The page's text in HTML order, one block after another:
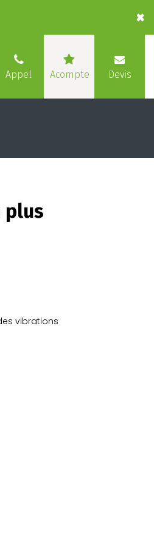
×
Appel Acompte Devis
plus
vibrations